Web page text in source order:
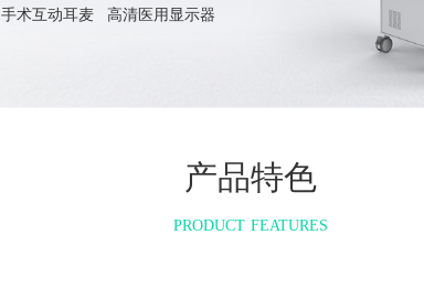
手术互动耳麦 高清医用显示器
产品特色
PRODUCT FEATURES